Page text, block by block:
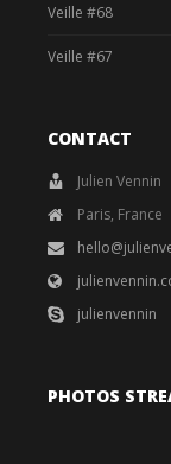
Veille #68
Veille #67
CONTACT
Julien Vennin
Paris, France
julienvennin
PHOTOS